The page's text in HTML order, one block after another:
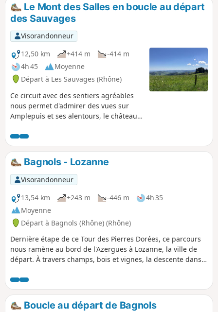
sauvages et calme.
Le Mont des Salles en boucle au départ
des Sauvages
Visorandonneur
12,50 km
+414 m
-414 m
4h 45
Moyenne
Départ à Les Sauvages (Rhône)
Ce circuit avec des sentiers agréables
nous permet d'admirer des vues sur
Amplepuis et ses alentours, le château
les monts du Lyonnais, Tarare et ses
environs. À faire absolument. Suite aux
travaux pour l'installation des éoliennes,
la Fédération Française de Randonnée a
bien modifié le tracé au point (8) pour
dévier le GR®7. J'ai refait le tracé
comme indiqué par la FFR, je vous invite
donc à suivre cette modif pour terminer
ce circuit.
Bagnols - Lozanne
Visorandonneur
13,54 km
+243 m -446 m
4h 35
Moyenne
Départ à Bagnols (Rhône) (Rhône)
Dernière étape de ce Tour des Pierres Dorées, ce parcours
nous ramène au bord de l'Azergues à Lozanne, la ville de
départ. À travers champs, bois et vignes, la descente dans
Boucle au départ de Bagnols